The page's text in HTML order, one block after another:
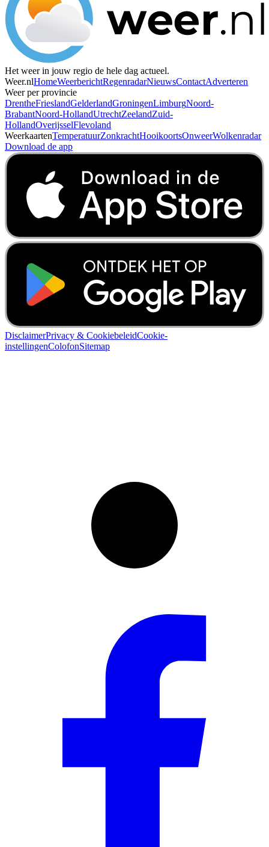
Het weer in jouw regio de hele dag actueel.
Weer.nlHomeWeerberichtRegenradarNieuwsContactAdverteren
Weer per provincie
DrentheFrieslandGelderlandGroningenLimburgNoord-
BrabantNoord-HollandUtrechtZeelandZuid-
HollandOverijsselFlevoland
WeerkaartenTemperatuurZonkrachtHooikoortsOnweerWolkenradar
Download de app
DisclaimerPrivacy & CookiebeleidCookie-
instellingenColofonSitemap